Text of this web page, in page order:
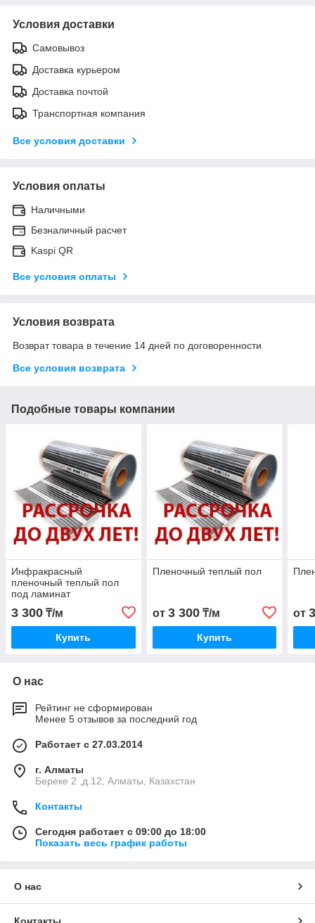
Условия доставки
Самовывоз
Доставка курьером
Доставка почтой
Транспортная компания
Все условия доставки
Условия оплаты
Наличными
Безналичный расчет
Kaspi QR
Все условия оплаты
Условия возврата
Возврат товара в течение 14 дней по договоренности
Все условия возврата
Подобные товары компании
Инфракрасный
пленочный теплый пол
под ламинат
3 300 ₸/м
Купить
Пленочный теплый пол
от 3 300₸/м
Купить
от
О нас
Рейтинг не сформирован
Менее 5 отзывов за последний год
Работает с 27.03.2014
г. Алматы
Береке 2 ,д.12, Алматы, Казахстан
Контакты
Сегодня работает с 09:00 до 18:00
Показать весь график работы
О нас